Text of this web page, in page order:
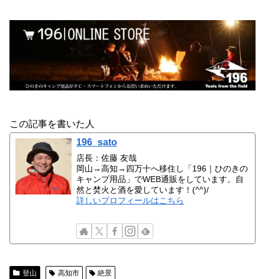
この記事を書いた人
196_sato
店長：佐藤 友哉
岡山→高知→四万十へ移住し「196｜ひのきの
キャンプ用品」でWEB通販をしています。自
然と焚火と酒を愛しています！(^^)/
詳しいプロフィールはこちら
登山 高知市 絶景